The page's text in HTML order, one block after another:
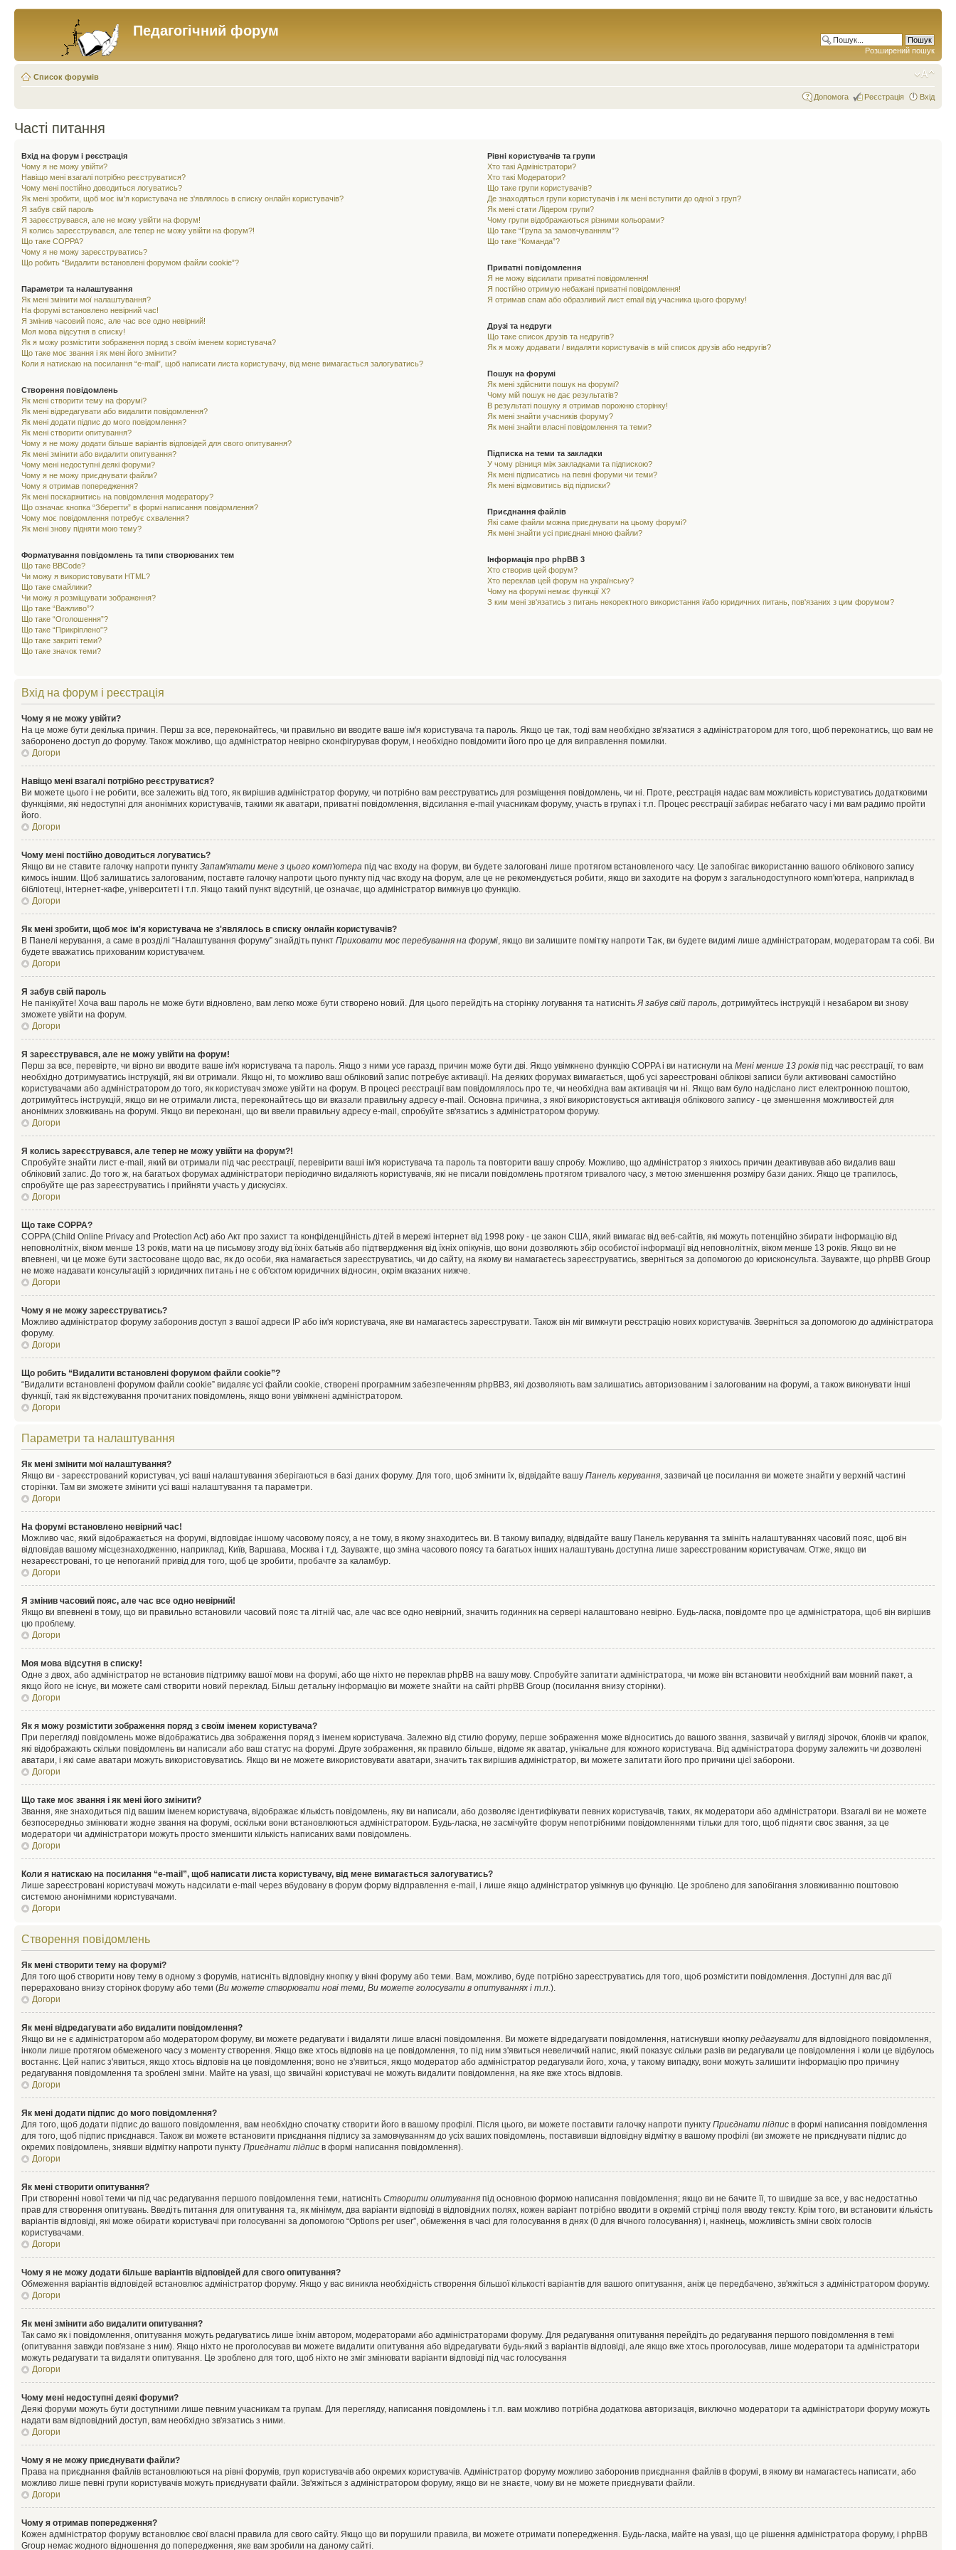
Педагогічний форум
Розширений пошук
Список форумів
Допомога Реєстрація Вхід
Часті питання
Вхід на форум і реєстрація
Чому я не можу увійти?
Навіщо мені взагалі потрібно реєструватися?
Чому мені постійно доводиться логуватись?
Як мені зробити, щоб моє ім'я користувача не з'являлось в списку онлайн користувачів?
Я забув свій пароль
Я зареєструвався, але не можу увійти на форум!
Я колись зареєструвався, але тепер не можу увійти на форум?!
Що таке COPPA?
Чому я не можу зареєструватись?
Що робить “Видалити встановлені форумом файли cookie”?
Параметри та налаштування
Як мені змінити мої налаштування?
На форумі встановлено невірний час!
Я змінив часовий пояс, але час все одно невірний!
Моя мова відсутня в списку!
Як я можу розмістити зображення поряд з своїм іменем користувача?
Що таке моє звання і як мені його змінити?
Коли я натискаю на посилання “e-mail”, щоб написати листа користувачу, від мене вимагається залогуватись?
Створення повідомлень
Як мені створити тему на форумі?
Як мені відредагувати або видалити повідомлення?
Як мені додати підпис до мого повідомлення?
Як мені створити опитування?
Чому я не можу додати більше варіантів відповідей для свого опитування?
Як мені змінити або видалити опитування?
Чому мені недоступні деякі форуми?
Чому я не можу приєднувати файли?
Чому я отримав попередження?
Як мені поскаржитись на повідомлення модератору?
Що означає кнопка “Зберегти” в формі написання повідомлення?
Чому моє повідомлення потребує схвалення?
Як мені знову підняти мою тему?
Форматування повідомлень та типи створюваних тем
Що таке BBCode?
Чи можу я використовувати HTML?
Що таке смайлики?
Чи можу я розміщувати зображення?
Що таке “Важливо”?
Що таке “Оголошення”?
Що таке “Прикріплено”?
Що таке закриті теми?
Що таке значок теми?
Рівні користувачів та групи
Хто такі Адміністратори?
Хто такі Модератори?
Що таке групи користувачів?
Де знаходяться групи користувачів і як мені вступити до одної з груп?
Як мені стати Лідером групи?
Чому групи відображаються різними кольорами?
Що таке “Група за замовчуванням”?
Що таке “Команда”?
Приватні повідомлення
Я не можу відсилати приватні повідомлення!
Я постійно отримую небажані приватні повідомлення!
Я отримав спам або образливий лист email від учасника цього форуму!
Друзі та недруги
Що таке список друзів та недругів?
Як я можу додавати / видаляти користувачів в мій список друзів або недругів?
Пошук на форумі
Як мені здійснити пошук на форумі?
Чому мій пошук не дає результатів?
В результаті пошуку я отримав порожню сторінку!
Як мені знайти учасників форуму?
Як мені знайти власні повідомлення та теми?
Підписка на теми та закладки
У чому різниця між закладками та підпискою?
Як мені підписатись на певні форуми чи теми?
Як мені відмовитись від підписки?
Приєднання файлів
Які саме файли можна приєднувати на цьому форумі?
Як мені знайти усі приєднані мною файли?
Інформація про phpBB 3
Хто створив цей форум?
Хто переклав цей форум на українську?
Чому на форумі немає функції X?
З ким мені зв'язатись з питань некоректного використання і/або юридичних питань, пов'язаних з цим форумом?
Вхід на форум і реєстрація
Чому я не можу увійти?
На це може бути декілька причин. Перш за все, переконайтесь, чи правильно ви вводите ваше ім'я користувача та пароль. Якщо це так, тоді вам необхідно зв'язатися з адміністратором для того, щоб переконатись, що вам не
заборонено доступ до форуму. Також можливо, що адміністратор невірно сконфігурував форум, і необхідно повідомити його про це для виправлення помилки.
Догори
Навіщо мені взагалі потрібно реєструватися?
Ви можете цього і не робити, все залежить від того, як вирішив адміністратор форуму, чи потрібно вам реєструватись для розміщення повідомлень, чи ні. Проте, реєстрація надає вам можливість користуватись додатковими
функціями, які недоступні для анонімних користувачів, такими як аватари, приватні повідомлення, відсилання e-mail учасникам форуму, участь в групах і т.п. Процес реєстрації забирає небагато часу і ми вам радимо пройти
його.
Догори
Чому мені постійно доводиться логуватись?
Якщо ви не ставите галочку напроти пункту Запам'ятати мене з цього комп'ютера під час входу на форум, ви будете залоговані лише протягом встановленого часу. Це запобігає використанню вашого облікового запису
кимось іншим. Щоб залишатись залогованим, поставте галочку напроти цього пункту під час входу на форум, але це не рекомендується робити, якщо ви заходите на форум з загальнодоступного комп'ютера, наприклад в
бібліотеці, інтернет-кафе, університеті і т.п. Якщо такий пункт відсутній, це означає, що адміністратор вимкнув цю функцію.
Догори
Як мені зробити, щоб моє ім'я користувача не з'являлось в списку онлайн користувачів?
В Панелі керування, а саме в розділі “Налаштування форуму” знайдіть пункт Приховати моє перебування на форумі, якщо ви залишите помітку напроти Так, ви будете видимі лише адміністраторам, модераторам та собі. Ви
будете вважатись прихованим користувачем.
Догори
Я забув свій пароль
Не панікуйте! Хоча ваш пароль не може бути відновлено, вам легко може бути створено новий. Для цього перейдіть на сторінку логування та натиснітьЯ забув свій пароль, дотримуйтесь інструкцій і незабаром ви знову
зможете увійти на форум.
Догори
Я зареєструвався, але не можу увійти на форум!
Перш за все, перевірте, чи вірно ви вводите ваше ім'я користувача та пароль. Якщо з ними усе гаразд, причин може бути дві. Якщо увімкнено функцію COPPA і ви натиснули на Мені менше 13 років під час реєстрації, то вам
необхідно дотримуватись інструкцій, які ви отримали. Якщо ні, то можливо ваш обліковий запис потребує активації. На деяких форумах вимагається, щоб усі зареєстровані облікові записи були активовані самостійно
користувачами або адміністратором до того, як користувач зможе увійти на форум. В процесі реєстрації вам повідомлялось про те, чи необхідна вам активація чи ні. Якщо вам було надіслано лист електронною поштою,
дотримуйтесь інструкцій, якщо ви не отримали листа, переконайтесь що ви вказали правильну адресу e-mail. Основна причина, з якої використовується активація облікового запису - це зменшення можливостей для
анонімних зловживань на форумі. Якщо ви переконані, що ви ввели правильну адресу e-mail, спробуйте зв'язатись з адміністратором форуму.
Догори
Я колись зареєструвався, але тепер не можу увійти на форум?!
Спробуйте знайти лист e-mail, який ви отримали під час реєстрації, перевірити ваші ім'я користувача та пароль та повторити вашу спробу. Можливо, що адміністратор з якихось причин деактивував або видалив ваш
обліковий запис. До того ж, на багатьох форумах адміністратори періодично видаляють користувачів, які не писали повідомлень протягом тривалого часу, з метою зменшення розміру бази даних. Якщо це трапилось,
спробуйте ще раз зареєструватись і прийняти участь у дискусіях.
Догори
Що таке COPPA?
COPPA (Child Online Privacy and Protection Act) або Акт про захист та конфіденційність дітей в мережі інтернет від 1998 року - це закон США, який вимагає від веб-сайтів, які можуть потенційно збирати інформацію від
неповнолітніх, віком менше 13 років, мати на це письмову згоду від їхніх батьків або підтвердження від їхніх опікунів, що вони дозволяють збір особистої інформації від неповнолітніх, віком менше 13 років. Якщо ви не
впевнені, чи це може бути застосоване щодо вас, як до особи, яка намагається зареєструватись, чи до сайту, на якому ви намагаєтесь зареєструватись, зверніться за допомогою до юрисконсульта. Зауважте, що phpBB Group
не може надавати консультацій з юридичних питань і не є об'єктом юридичних відносин, окрім вказаних нижче.
Догори
Чому я не можу зареєструватись?
Можливо адміністратор форуму заборонив доступ з вашої адреси IP або ім'я користувача, яке ви намагаєтесь зареєструвати. Також він міг вимкнути реєстрацію нових користувачів. Зверніться за допомогою до адміністратора
форуму.
Догори
Що робить “Видалити встановлені форумом файли cookie”?
“Видалити встановлені форумом файли cookie” видаляє усі файли cookie, створені програмним забезпеченням phpBB3, які дозволяють вам залишатись авторизованим і залогованим на форумі, а також виконувати інші
функції, такі як відстежування прочитаних повідомлень, якщо вони увімкнені адміністратором.
Догори
Параметри та налаштування
Як мені змінити мої налаштування?
Якщо ви - зареєстрований користувач, усі ваші налаштування зберігаються в базі даних форуму. Для того, щоб змінити їх, відвідайте вашу Панель керування, зазвичай це посилання ви можете знайти у верхній частині
сторінки. Там ви зможете змінити усі ваші налаштування та параметри.
Догори
На форумі встановлено невірний час!
Можливо час, який відображається на форумі, відповідає іншому часовому поясу, а не тому, в якому знаходитесь ви. В такому випадку, відвідайте вашу Панель керування та змініть налаштуваннях часовий пояс, щоб він
відповідав вашому місцезнаходженню, наприклад, Київ, Варшава, Москва і т.д. Зауважте, що зміна часового поясу та багатьох інших налаштувань доступна лише зареєстрованим користувачам. Отже, якщо ви
незареєстровані, то це непоганий привід для того, щоб це зробити, пробачте за каламбур.
Догори
Я змінив часовий пояс, але час все одно невірний!
Якщо ви впевнені в тому, що ви правильно встановили часовий пояс та літній час, але час все одно невірний, значить годинник на сервері налаштовано невірно. Будь-ласка, повідомте про це адміністратора, щоб він вирішив
цю проблему.
Догори
Моя мова відсутня в списку!
Одне з двох, або адміністратор не встановив підтримку вашої мови на форумі, або ще ніхто не переклав phpBB на вашу мову. Спробуйте запитати адміністратора, чи може він встановити необхідний вам мовний пакет, а
якщо його не існує, ви можете самі створити новий переклад. Більш детальну інформацію ви можете знайти на сайті phpBB Group (посилання внизу сторінки).
Догори
Як я можу розмістити зображення поряд з своїм іменем користувача?
При перегляді повідомлень може відображатись два зображення поряд з іменем користувача. Залежно від стилю форуму, перше зображення може відноситись до вашого звання, зазвичай у вигляді зірочок, блоків чи крапок,
які відображають скільки повідомлень ви написали або ваш статус на форумі. Друге зображення, як правило більше, відоме як аватар, унікальне для кожного користувача. Від адміністратора форуму залежить чи дозволені
аватари, і які саме аватари можуть використовуватись. Якщо ви не можете використовувати аватари, значить так вирішив адміністратор, ви можете запитати його про причини цієї заборони.
Догори
Що таке моє звання і як мені його змінити?
Звання, яке знаходиться під вашим іменем користувача, відображає кількість повідомлень, яку ви написали, або дозволяє ідентифікувати певних користувачів, таких, як модератори або адміністратори. Взагалі ви не можете
безпосередньо змінювати жодне звання на форумі, оскільки вони встановлюються адміністратором. Будь-ласка, не засмічуйте форум непотрібними повідомленнями тільки для того, щоб підняти своє звання, за це
модератори чи адміністратори можуть просто зменшити кількість написаних вами повідомлень.
Догори
Коли я натискаю на посилання “e-mail”, щоб написати листа користувачу, від мене вимагається залогуватись?
Лише зареєстровані користувачі можуть надсилати e-mail через вбудовану в форум форму відправлення e-mail, і лише якщо адміністратор увімкнув цю функцію. Це зроблено для запобігання зловживанню поштовою
системою анонімними користувачами.
Догори
Створення повідомлень
Як мені створити тему на форумі?
Для того щоб створити нову тему в одному з форумів, натисніть відповідну кнопку у вікні форуму або теми. Вам, можливо, буде потрібно зареєструватись для того, щоб розмістити повідомлення. Доступні для вас дії
перераховано внизу сторінок форуму або теми (Ви можете створювати нові теми, Ви можете голосувати в опитуваннях і т.п.).
Догори
Як мені відредагувати або видалити повідомлення?
Якщо ви не є адміністратором або модератором форуму, ви можете редагувати і видаляти лише власні повідомлення. Ви можете відредагувати повідомлення, натиснувши кнопку редагувати для відповідного повідомлення,
інколи лише протягом обмеженого часу з моменту створення. Якщо вже хтось відповів на це повідомлення, то під ним з'явиться невеличкий напис, який показує скільки разів ви редагували це повідомлення і коли це відбулось
востаннє. Цей напис з'явиться, якщо хтось відповів на це повідомлення; воно не з'явиться, якщо модератор або адміністратор редагували його, хоча, у такому випадку, вони можуть залишити інформацію про причину
редагування повідомлення та зроблені зміни. Майте на увазі, що звичайні користувачі не можуть видалити повідомлення, на яке вже хтось відповів.
Догори
Як мені додати підпис до мого повідомлення?
Для того, щоб додати підпис до вашого повідомлення, вам необхідно спочатку створити його в вашому профілі. Після цього, ви можете поставити галочку напроти пункту Приєднати підпис в формі написання повідомлення
для того, щоб підпис приєднався. Також ви можете встановити приєднання підпису за замовчуванням до усіх ваших повідомлень, поставивши відповідну відмітку в вашому профілі (ви зможете не приєднувати підпис до
окремих повідомлень, знявши відмітку напроти пункту Приєднати підпис в формі написання повідомлення).
Догори
Як мені створити опитування?
При створенні нової теми чи під час редагування першого повідомлення теми, натисніть Створити опитування під основною формою написання повідомлення; якщо ви не бачите її, то швидше за все, у вас недостатньо
прав для створення опитувань. Введіть питання для опитування та, як мінімум, два варіанти відповіді в відповідних полях, кожен варіант потрібно вводити в окремій стрічці поля вводу тексту. Крім того, ви встановити кількість
варіантів відповіді, які може обирати користувачі при голосуванні за допомогою “Options per user”, обмеження в часі для голосування в днях (0 для вічного голосування) і, накінець, можливість зміни своїх голосів
користувачами.
Догори
Чому я не можу додати більше варіантів відповідей для свого опитування?
Обмеження варіантів відповідей встановлює адміністратор форуму. Якщо у вас виникла необхідність створення більшої кількості варіантів для вашого опитування, аніж це передбачено, зв'яжіться з адміністратором форуму.
Догори
Як мені змінити або видалити опитування?
Так само як і повідомлення, опитування можуть редагуватись лише їхнім автором, модераторами або адміністраторами форуму. Для редагування опитування перейдіть до редагування першого повідомлення в темі
(опитування завжди пов'язане з ним). Якщо ніхто не проголосував ви можете видалити опитування або відредагувати будь-який з варіантів відповіді, але якщо вже хтось проголосував, лише модератори та адміністратори
можуть редагувати та видаляти опитування. Це зроблено для того, щоб ніхто не зміг змінювати варіанти відповіді під час голосування
Догори
Чому мені недоступні деякі форуми?
Деякі форуми можуть бути доступними лише певним учасникам та групам. Для перегляду, написання повідомлень і т.п. вам можливо потрібна додаткова авторизація, виключно модератори та адміністратори форуму можуть
надати вам відповідний доступ, вам необхідно зв'язатись з ними.
Догори
Чому я не можу приєднувати файли?
Права на приєднання файлів встановлюються на рівні форумів, груп користувачів або окремих користувачів. Адміністратор форуму можливо заборонив приєднання файлів в форумі, в якому ви намагаєтесь написати, або
можливо лише певні групи користувачів можуть приєднувати файли. Зв'яжіться з адміністратором форуму, якщо ви не знаєте, чому ви не можете приєднувати файли.
Догори
Чому я отримав попередження?
Кожен адміністратор форуму встановлює свої власні правила для свого сайту. Якщо що ви порушили правила, ви можете отримати попередження. Будь-ласка, майте на увазі, що це рішення адміністратора форуму, і phpBB
Group немає жодного відношення до попередження, яке вам зробили на даному сайті.